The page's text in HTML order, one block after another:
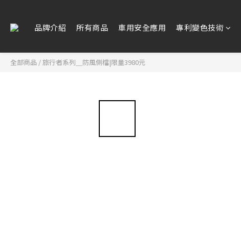
品牌介紹 所有商品 車用安全應用 專利變色技術
全部商品 /旅行者系列＿防風側檔|限量3980元